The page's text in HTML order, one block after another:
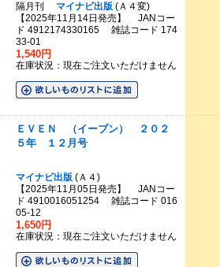
隔月刊 マイナビ出版(Ａ４変)
【2025年11月14日発売】 JANコー
ド 4912174330165 雑誌コード 174
33-01
1,540円
在庫状況：現在ご注文いただけません
ＥＶＥＮ （イーブン） ２０２
５年 １２月号
マイナビ出版(Ａ４)
【2025年11月05日発売】 JANコー
ド 4910016051254 雑誌コード 016
05-12
1,650円
在庫状況：現在ご注文いただけません